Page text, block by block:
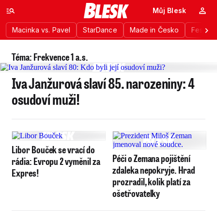
Macinka vs. Pavel StarDance Made in Česko
Můj Blesk
Téma: Frekvence 1 a.s.
Iva Janžurová slaví 85. narozeniny: 4
osudoví muži!
Libor Bouček se vrací do
rádia: Evropu 2 vyměnil za
Expres!
Péči o Zemana pojištění
zdaleka nepokryje. Hrad
prozradil, kolik platí za
ošetřovatelky